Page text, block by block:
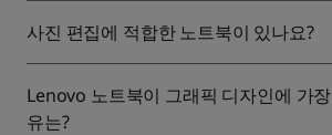
사진 편집에 적합한 노트북이 있나요?
Lenovo 노트북이 그래픽 디자인에 가
유는?